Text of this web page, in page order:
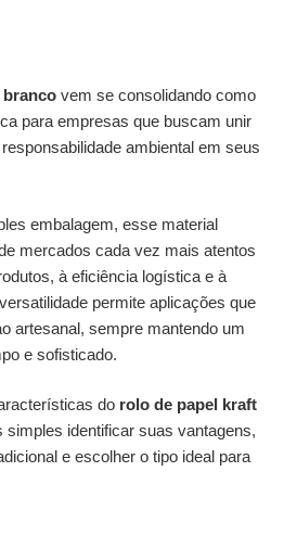
branco vem se consolidando como
para empresas que buscam unir
ambiental em seus
embalagem, esse material
mercados cada vez mais atentos
à eficiência logística e à
permite aplicações que
artesanal, sempre mantendo um
e sofisticado.
do rolo de papel kraft
simples identificar suas vantagens,
e escolher o tipo ideal para